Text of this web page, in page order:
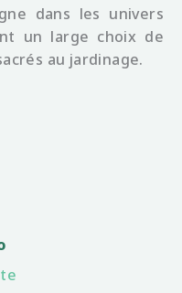
dans les univers
un large choix de
au jardinage.